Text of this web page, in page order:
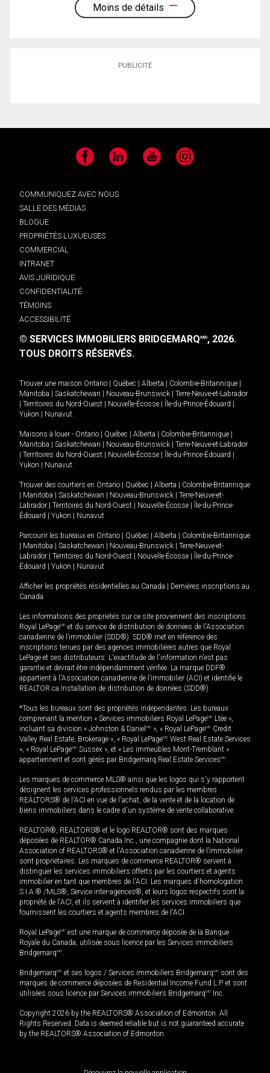
Moins de détails
PUBLICITÉ
Facebook LinkedIn YouTube Instagram
COMMUNIQUEZ AVEC NOUS
SALLE DES MÉDIAS
BLOGUE
PROPRIÉTÉS LUXUEUSES
COMMERCIAL
INTRANET
AVIS JURIDIQUE
CONFIDENTIALITÉ
TÉMOINS
ACCESSIBILITÉ
© SERVICES IMMOBILIERS BRIDGEMARQMD, 2026.
TOUS DROITS RÉSERVÉS.
Trouver une maison Ontario Québec Alberta Colombie-Britannique
Manitoba
Saskatchewan Nouveau-Brunswick
Terre-Neuve-et-Labrador
Territoires du Nord-Ouest Nouvelle-Écosse Île-du-Prince-Édouard
Yukon
Nunavut.
Maisons à louer - Ontario Québec Alberta Colombie-Britannique
Manitoba
Saskatchewan Nouveau-Brunswick
Terre-Neuve-et-Labrador
Territoires du Nord-Ouest Nouvelle-Écosse Île-du-Prince-Édouard
Yukon
Nunavut.
Trouver des courtiers en Ontario Québec Alberta
Colombie-Britannique
Manitoba Saskatchewan Nouveau-Brunswick
Terre-Neuve-et-
Labrador
Territoires du Nord-Ouest Nouvelle-Écosse
Île-du-Prince-
Édouard
Yukon Nunavut
Parcourir les bureaux en Ontario Québec Alberta
Colombie-Britannique
Manitoba Saskatchewan Nouveau-Brunswick
Terre-Neuve-et-
Labrador
Territoires du Nord-Ouest Nouvelle-Écosse
Île-du-Prince-
Édouard
Yukon Nunavut
Afficher les propriétés résidentielles au Canada
Dernières inscriptions au
Canada
Les informations des propriétés sur ce site proviennent des inscriptions
Royal LePageMD et du service de distribution de données de l'Association
canadienne de l’immobilier (SDD®). SDD® met en référence des
inscriptions tenues par des agences immobilières autres que Royal
LePage et ses distributeurs. L'exactitude de l'information n'est pas
garantie et devrait être indépendamment vérifiée. La marque DDF®
appartient à l'Association canadienne de l’immobilier (ACI) et identifie le
REALTOR.ca Installation de distribution de données (SDD®).
*Tous les bureaux sont des propriétés indépendantes. Les bureaux
comprenant la mention « Services immobiliers Royal LePageMD Ltée »,
incluant sa division « Johnston & Daniel MD », « Royal LePageMD Credit
Valley Real Estate, Brokerage », « Royal LePageMD West Real Estate Services
», « Royal LePageMD Sussex », et « Les immeubles Mont-Tremblant »
appartiennent et sont gérés par Bridgemarq Real Estate ServicesMD.
Les marques de commerce MLS® ainsi que les logos qui s'y rapportent
désignent les services professionnels rendus par les membres
REALTORS® de l'ACI en vue de l'achat, de la vente et de la location de
biens immobiliers dans le cadre d'un système de vente collaborative.
REALTOR®, REALTORS® et le logo REALTOR® sont des marques
déposées de REALTOR® Canada Inc., une compagnie dont la National
Association of REALTORS® et l'Association canadienne de l’immobilier
sont propriétaires. Les marques de commerce REALTOR® servent à
distinguer les services immobiliers offerts par les courtiers et agents
immobilier en tant que membres de l'ACI. Les marques d'homologation
S.I.A.® /MLS®, Service inter-agences®, et leurs logos respectifs sont la
propriété de l'ACI, et ils servent à identifier les services immobiliers que
fournissent les courtiers et agents membres de l'ACI.
Royal LePageMD est une marque de commerce déposée de la Banque
Royale du Canada, utilisée sous licence par les Services immobiliers
BridgemarqMD.
BridgemarqMD et ses logos / Services immobiliers BridgemarqMD sont des
marques de commerce déposées de Residential Income Fund L.P. et sont
utilisées sous licence par Services immobiliers BridgemarqMD Inc.
Copyright 2026 by the REALTORS® Association of Edmonton. All
Rights Reserved. Data is deemed reliable but is not guaranteed accurate
by the REALTORS® Association of Edmonton.